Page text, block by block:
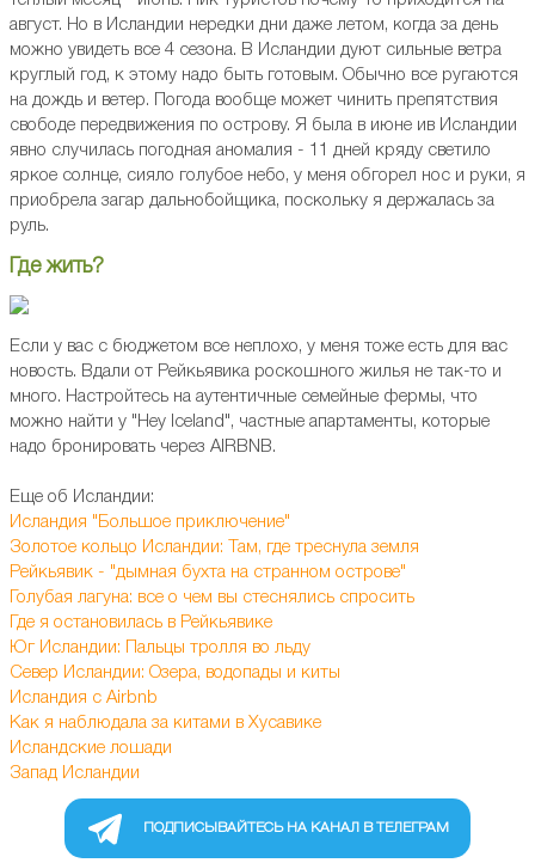
август. Но в Исландии нередки дни даже летом, когда за день
можно увидеть все 4 сезона. В Исландии дуют сильные ветра
круглый год, к этому надо быть готовым. Обычно все ругаются
на дождь и ветер. Погода вообще может чинить препятствия
свободе передвижения по острову. Я была в июне ив Исландии
явно случилась погодная аномалия - 11 дней кряду светило
яркое солнце, сияло голубое небо, у меня обгорел нос и руки, я
приобрела загар дальнобойщика, поскольку я держалась за
руль.
Где жить?
Если у вас с бюджетом все неплохо, у меня тоже есть для вас
новость. Вдали от Рейкьявика роскошного жилья не так-то и
много. Настройтесь на аутентичные семейные фермы, что
можно найти у "Hey Iceland", частные апартаменты, которые
надо бронировать через AIRBNB.
Еще об Исландии:
Исландия "Большое приключение"
Золотое кольцо Исландии: Там, где треснула земля
Рейкьявик - "дымная бухта на странном острове"
Голубая лагуна: все о чем вы стеснялись спросить
Где я остановилась в Рейкьявике
Юг Исландии: Пальцы тролля во льду
Север Исландии: Озера, водопады и киты
И сландия с Airbnb
Как я наблюдала за китами в Хусавике
Исландские лошади
Запад Исландии
ПОДПИСЫВАЙТЕСЬ НА КАНАЛ В ТЕЛЕГРАМ